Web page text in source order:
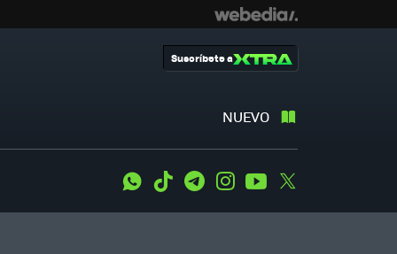
NUEVO
Suscríbete a
WhatsApp
Tiktok TelegramInstagramYoutube